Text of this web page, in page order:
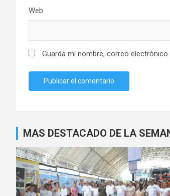
Web
Guarda mi nombre, correo
MAS DESTACADO DE LA